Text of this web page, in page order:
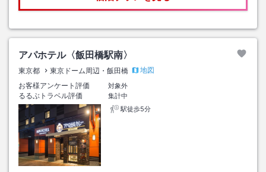
アパホテル〈飯田橋駅南〉
東京都 東京ドーム周辺・飯田橋
地図
お客様アンケート評価
対象外
るるぶトラベル評価
集計中
駅徒歩5分